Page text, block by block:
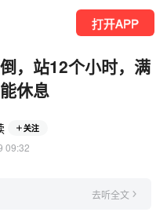
打开APP
，站12个小时，满
休息
关注
09:32
去听全文